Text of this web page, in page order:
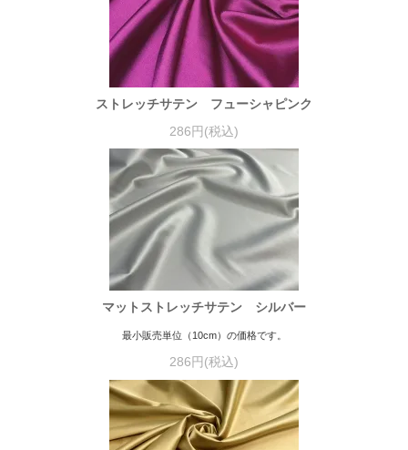
ストレッチサテン フューシャピンク
286円(税込)
マットストレッチサテン シルバー
最小販売単位（10cm）の価格です。
286円(税込)